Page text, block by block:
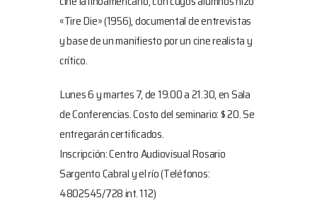
«Tire Die» (1956), documental de entrevistas
y base de un manifiesto por un cine realista y
crítico.
Lunes 6 y martes 7, de 19.00 a 21.30, en Sala
de Conferencias. Costo del seminario: $ 20. Se
entregarán certificados.
Inscripción: Centro Audiovisual Rosario
Sargento Cabral y el río (Teléfonos:
4802545/728 int. 112)